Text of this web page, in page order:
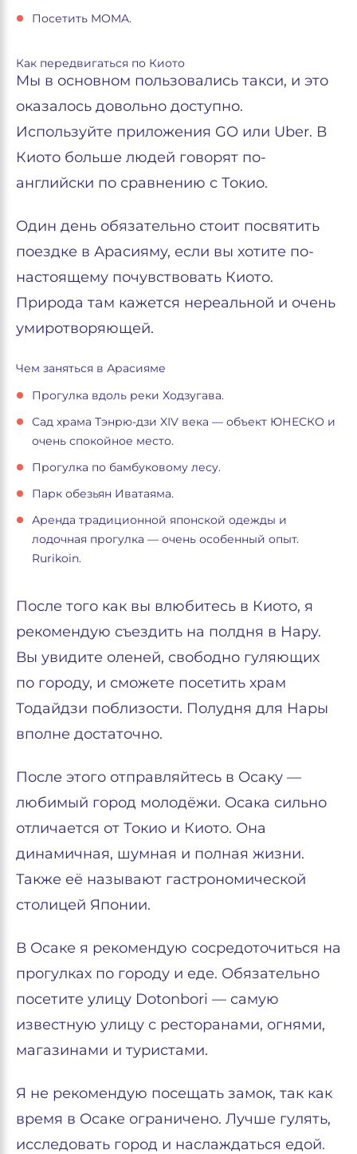
Посетить MOMA.
Как передвигаться по Киото
Мы в основном пользовались такси, и это
оказалось довольно доступно.
Используйте приложения GO или Uber. В
Киото больше людей говорят по-
английски по сравнению с Токио.
Один день обязательно стоит посвятить
поездке в Арасияму, если вы хотите по-
настоящему почувствовать Киото.
Природа там кажется нереальной и очень
умиротворяющей.
Чем заняться в Арасияме
Прогулка вдоль реки Ходзугава.
Сад храма Тэнрю-дзи XIV века — объект ЮНЕСКО и
очень спокойное место.
Прогулка по бамбуковому лесу.
Парк обезьян Иватаяма.
Аренда традиционной японской одежды и
лодочная прогулка — очень особенный опыт.
Rurikoin.
После того как вы влюбитесь в Киото, я
рекомендую съездить на полдня в Нару.
Вы увидите оленей, свободно гуляющих
по городу, и сможете посетить храм
Тодайдзи поблизости. Полудня для Нары
вполне достаточно.
После этого отправляйтесь в Осаку —
любимый город молодёжи. Осака сильно
отличается от Токио и Киото. Она
динамичная, шумная и полная жизни.
Также её называют гастрономической
столицей Японии.
В Осаке я рекомендую сосредоточиться на
прогулках по городу и еде. Обязательно
посетите улицу Dotonbori — самую
известную улицу с ресторанами, огнями,
магазинами и туристами.
Я не рекомендую посещать замок, так как
время в Осаке ограничено. Лучше гулять,
исследовать город и наслаждаться едой.